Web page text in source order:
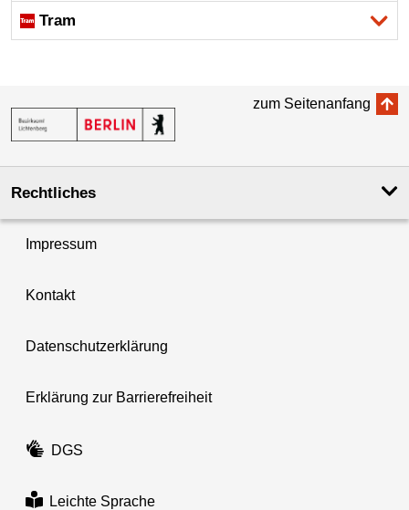
Tram
zum Seitenanfang
Rechtliches
Impressum
Kontakt
Datenschutzerklärung
Erklärung zur Barrierefreiheit
DGS
Leichte Sprache